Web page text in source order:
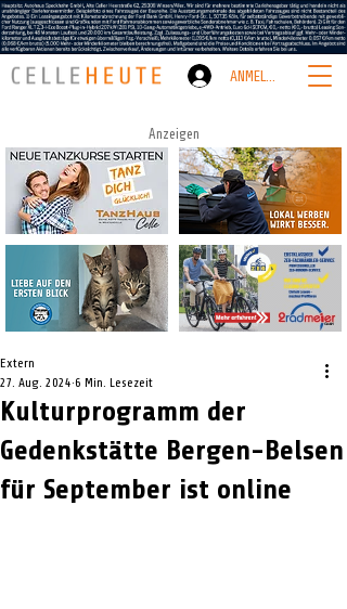
ANMELDEN
Anzeigen
Kulturprogramm der
Gedenkstätte Bergen-Belsen
für September ist online
Extern
27. Aug. 2024 6 Min. Lesezeit